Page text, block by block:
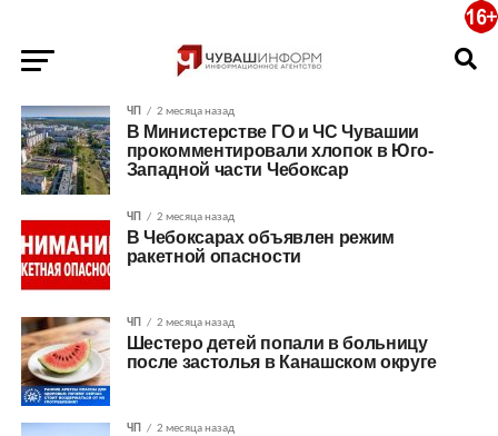
ЧП 2 месяца назад
В Министерстве ГО и ЧС Чувашии
прокомментировали хлопок в Юго-
Западной части Чебоксар
ЧП 2 месяца назад
В Чебоксарах объявлен режим
ракетной опасности
ЧП 2 месяца назад
Шестеро детей попали в больницу
после застолья в Канашском округе
ЧП 2 месяца назад